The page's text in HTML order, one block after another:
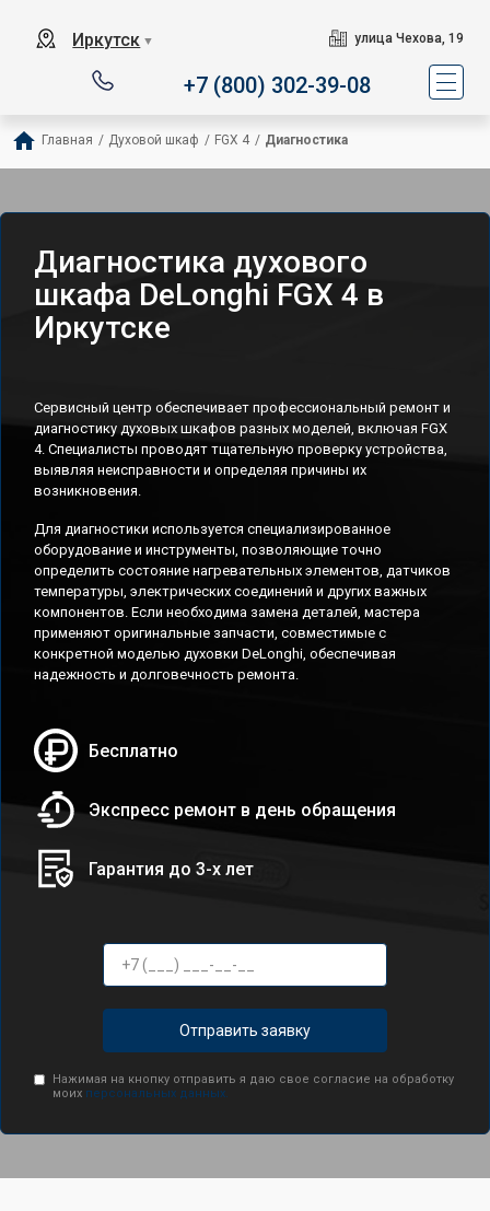
Иркутск ▼ улица Чехова, 19
+7 (800) 302-39-08
Главная / Духовой шкаф / FGX 4 / Диагностика
Диагностика духового
шкафа DeLonghi FGX 4 в
Иркутске
Сервисный центр обеспечивает профессиональный ремонт и
диагностику духовых шкафов разных моделей, включая FGX
4. Специалисты проводят тщательную проверку устройства,
выявляя неисправности и определяя причины их
возникновения.
Для диагностики используется специализированное
оборудование и инструменты, позволяющие точно
определить состояние нагревательных элементов, датчиков
температуры, электрических соединений и других важных
компонентов. Если необходима замена деталей, мастера
применяют оригинальные запчасти, совместимые с
конкретной моделью духовки DeLonghi, обеспечивая
надежность и долговечность ремонта.
Бесплатно
Экспресс ремонт в день обращения
Гарантия до 3-х лет
Отправить заявку
Нажимая на кнопку отправить я даю свое согласие на обработку
моих персональных данных.